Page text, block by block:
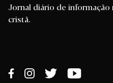
Jornal diário de
cristã.